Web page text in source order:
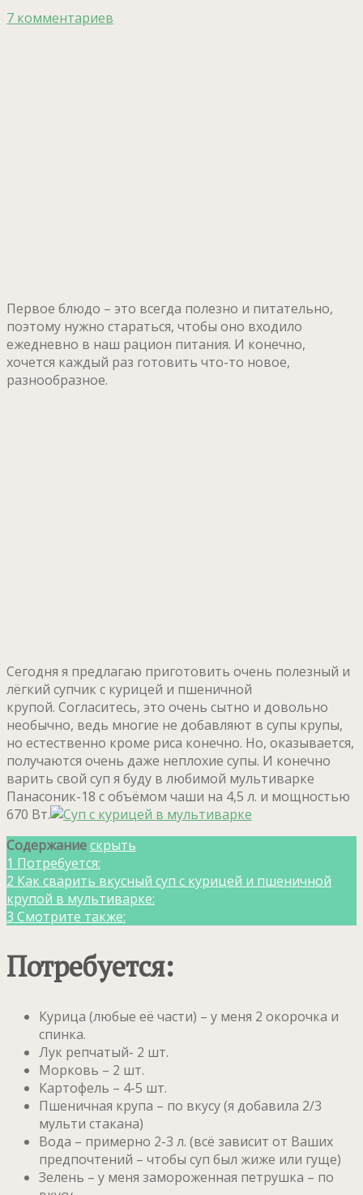
7 комментариев
Первое блюдо – это всегда полезно и питательно,
поэтому нужно стараться, чтобы оно входило
ежедневно в наш рацион питания. И конечно,
хочется каждый раз готовить что-то новое,
разнообразное.
Сегодня я предлагаю приготовить очень полезный и
лёгкий супчик с курицей и пшеничной
крупой. Согласитесь, это очень сытно и довольно
необычно, ведь многие не добавляют в супы крупы,
но естественно кроме риса конечно. Но, оказывается,
получаются очень даже неплохие супы. И конечно
варить свой суп я буду в любимой мультиварке
Панасоник-18 с объёмом чаши на 4,5 л. и мощностью
670 Вт.
Содержаниескрыть
1 Потребуется:
2 Как сварить вкусный суп с курицей и пшеничной
крупой в мультиварке:
3 Смотрите также:
Потребуется:
Курица (любые её части) – у меня 2 окорочка и
спинка.
Лук репчатый- 2 шт.
Морковь – 2 шт.
Картофель – 4-5 шт.
Пшеничная крупа – по вкусу (я добавила 2/3
мульти стакана)
Вода – примерно 2-3 л. (всё зависит от Ваших
предпочтений – чтобы суп был жиже или гуще)
Зелень – у меня замороженная петрушка – по